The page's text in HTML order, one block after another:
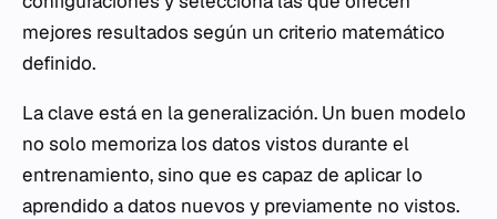
mejores resultados según un criterio matemático
definido.
La clave está en la generalización. Un buen modelo
no solo memoriza los datos vistos durante el
entrenamiento, sino que es capaz de aplicar lo
aprendido a datos nuevos y previamente no vistos.